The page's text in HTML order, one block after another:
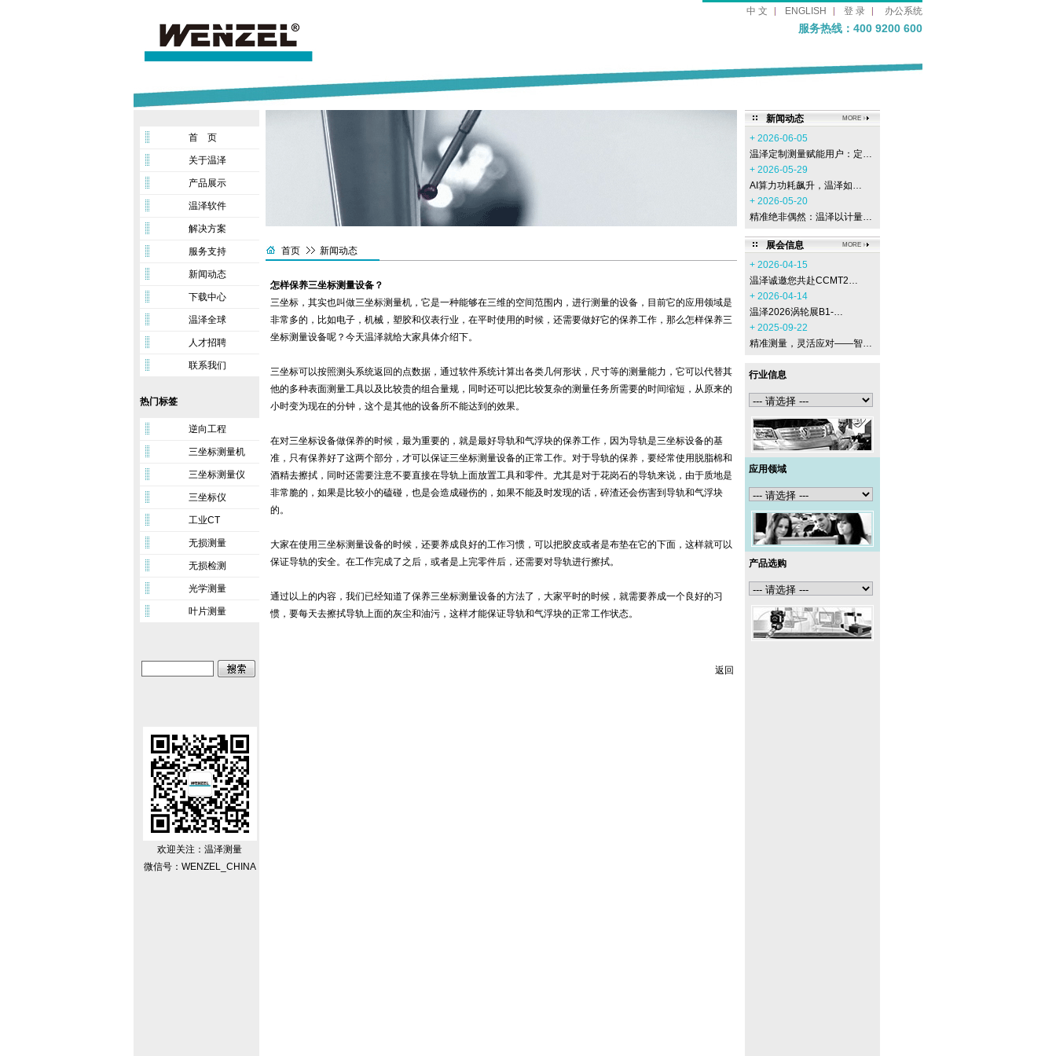
中 文 ENGLISH 登 录 办公系统
服务热线：400 9200 600
MORE
新闻动态
+ 2026-06-05
温泽定制测量赋能用户：定…
+ 2026-05-29
AI算力功耗飙升，温泽如…
+ 2026-05-20
精准绝非偶然：温泽以计量…
MORE
展会信息
+ 2026-04-15
温泽诚邀您共赴CCMT2…
+ 2026-04-14
温泽2026涡轮展B1-…
+ 2025-09-22
精准测量，灵活应对——智…
行业信息
应用领域
产品选购
首 页
关于温泽
产品展示
温泽软件
解决方案
服务支持
新闻动态
下载中心
温泽全球
人才招聘
联系我们
热门标签
逆向工程
三坐标测量机
三坐标测量仪
三坐标仪
工业CT
无损测量
无损检测
光学测量
叶片测量
欢迎关注：温泽测量
微信号：WENZEL_CHINA
首页 新闻动态
怎样保养三坐标测量设备？
三坐标，其实也叫做三坐标测量机，它是一种能够在三维的空间范围内，进行测量的设备，目前它的应用领域是
非常多的，比如电子，机械，塑胶和仪表行业，在平时使用的时候，还需要做好它的保养工作，那么怎样保养三
坐标测量设备呢？今天温泽就给大家具体介绍下。
三坐标可以按照测头系统返回的点数据，通过软件系统计算出各类几何形状，尺寸等的测量能力，它可以代替其
他的多种表面测量工具以及比较贵的组合量规，同时还可以把比较复杂的测量任务所需要的时间缩短，从原来的
小时变为现在的分钟，这个是其他的设备所不能达到的效果。
在对三坐标设备做保养的时候，最为重要的，就是最好导轨和气浮块的保养工作，因为导轨是三坐标设备的基
准，只有保养好了这两个部分，才可以保证三坐标测量设备的正常工作。对于导轨的保养，要经常使用脱脂棉和
酒精去擦拭，同时还需要注意不要直接在导轨上面放置工具和零件。尤其是对于花岗石的导轨来说，由于质地是
非常脆的，如果是比较小的磕碰，也是会造成碰伤的，如果不能及时发现的话，碎渣还会伤害到导轨和气浮块
的。
大家在使用三坐标测量设备的时候，还要养成良好的工作习惯，可以把胶皮或者是布垫在它的下面，这样就可以
保证导轨的安全。在工作完成了之后，或者是上完零件后，还需要对导轨进行擦拭。
通过以上的内容，我们已经知道了保养三坐标测量设备的方法了，大家平时的时候，就需要养成一个良好的习
惯，要每天去擦拭导轨上面的灰尘和油污，这样才能保证导轨和气浮块的正常工作状态。
返回